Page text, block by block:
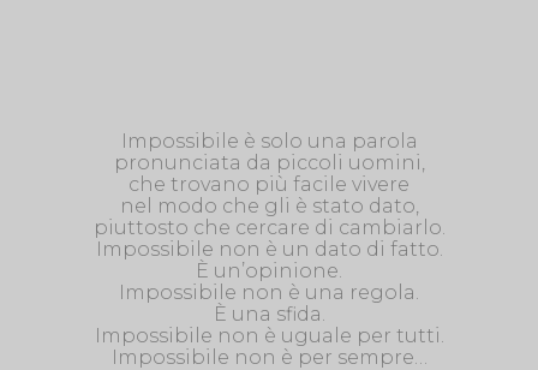
Impossibile è solo una parola
pronunciata da piccoli uomini,
che trovano più facile vivere
nel modo che gli è stato dato,
piuttosto che cercare di cambiarlo.
Impossibile non è un dato di fatto.
È un’opinione.
Impossibile non è una regola.
È una sfida.
Impossibile non è uguale per tutti.
Impossibile non è per sempre…